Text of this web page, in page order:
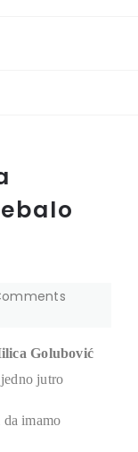
Golubović
jutro
imamo